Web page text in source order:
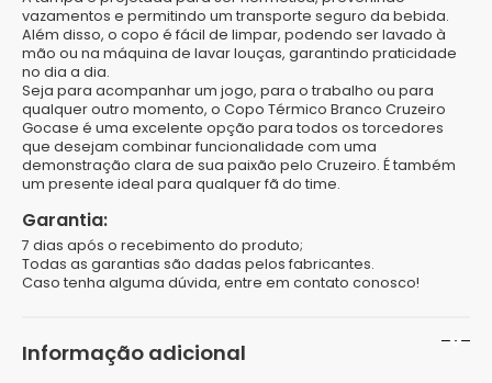
vazamentos e permitindo um transporte seguro da bebida.
Além disso, o copo é fácil de limpar, podendo ser lavado à
mão ou na máquina de lavar louças, garantindo praticidade
no dia a dia.
Seja para acompanhar um jogo, para o trabalho ou para
qualquer outro momento, o Copo Térmico Branco Cruzeiro
Gocase é uma excelente opção para todos os torcedores
que desejam combinar funcionalidade com uma
demonstração clara de sua paixão pelo Cruzeiro. É também
um presente ideal para qualquer fã do time.
Garantia:
7 dias após o recebimento do produto;
Todas as garantias são dadas pelos fabricantes.
Caso tenha alguma dúvida, entre em contato conosco!
Informação adicional